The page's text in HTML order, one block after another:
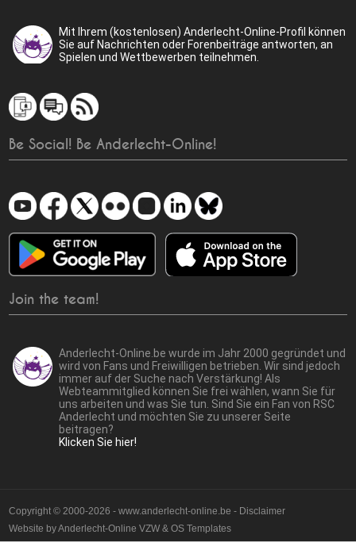
Mit Ihrem (kostenlosen) Anderlecht-Online-Profil können
Sie auf Nachrichten oder Forenbeiträge antworten, an
Spielen und Wettbewerben teilnehmen.
Be Social! Be Anderlecht-Online!
Join the team!
Anderlecht-Online.be wurde im Jahr 2000 gegründet und
wird von Fans und Freiwilligen betrieben. Wir sind jedoch
immer auf der Suche nach Verstärkung! Als
Webteammitglied können Sie frei wählen, wann Sie für
uns arbeiten und was Sie tun. Sind Sie ein Fan von RSC
Anderlecht und möchten Sie zu unserer Seite
beitragen?
Klicken Sie hier!
Copyright © 2000-2026 - www.anderlecht-online.be - Disclaimer
Website byAnderlecht-Online VZW &OS Templates